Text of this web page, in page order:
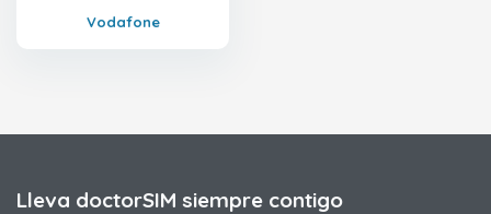
Vodafone
Lleva doctorSIM siempre contigo